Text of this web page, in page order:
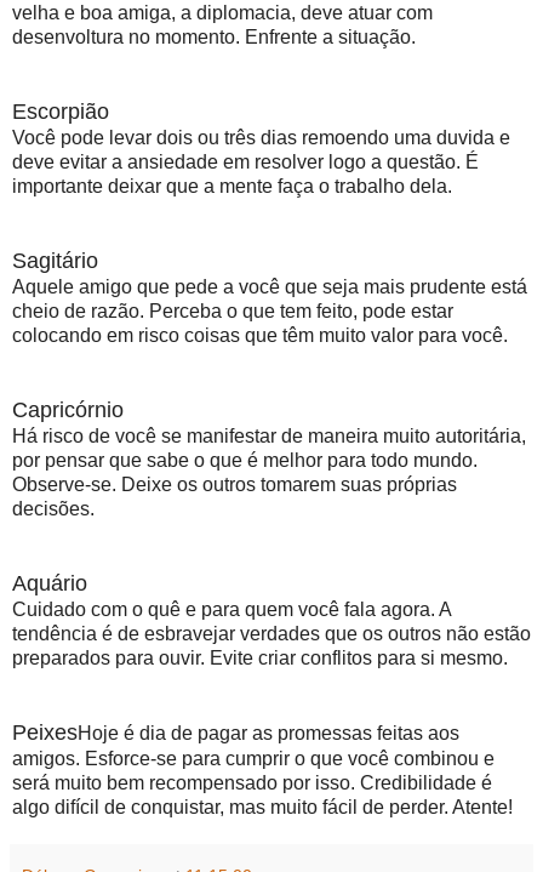
velha e boa amiga, a diplomacia, deve atuar com
desenvoltura no momento. Enfrente a situação.
Escorpião
Você pode levar dois ou três dias remoendo uma duvida e
deve evitar a ansiedade em resolver logo a questão. É
importante deixar que a mente faça o trabalho dela.
Sagitário
Aquele amigo que pede a você que seja mais prudente está
cheio de razão. Perceba o que tem feito, pode estar
colocando em risco coisas que têm muito valor para você.
Capricórnio
Há risco de você se manifestar de maneira muito autoritária,
por pensar que sabe o que é melhor para todo mundo.
Observe-se. Deixe os outros tomarem suas próprias
decisões.
Aquário
Cuidado com o quê e para quem você fala agora. A
tendência é de esbravejar verdades que os outros não estão
preparados para ouvir. Evite criar conflitos para si mesmo.
PeixesHoje é dia de pagar as promessas feitas aos
amigos. Esforce-se para cumprir o que você combinou e
será muito bem recompensado por isso. Credibilidade é
algo difícil de conquistar, mas muito fácil de perder. Atente!